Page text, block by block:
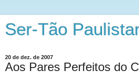
Ser-Tão
20 de dez. de 2007
Aos Pares Perfeitos do